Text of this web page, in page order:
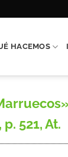
HACEMOS
521, At.